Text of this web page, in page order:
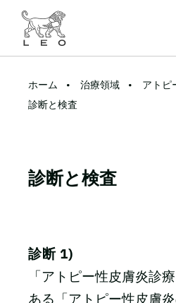
ホーム 治療領域
アトピ
診断と検査
診断と検査
診断 1)
「アトピー性皮膚炎診
ある「アトピー性皮膚